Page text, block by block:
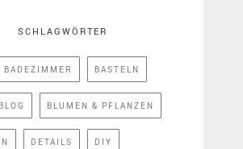
SCHLAGWÖRTER
BADEZIMMER BASTELN
BLOG BLUMEN & PFLANZEN
DETAILS DIY